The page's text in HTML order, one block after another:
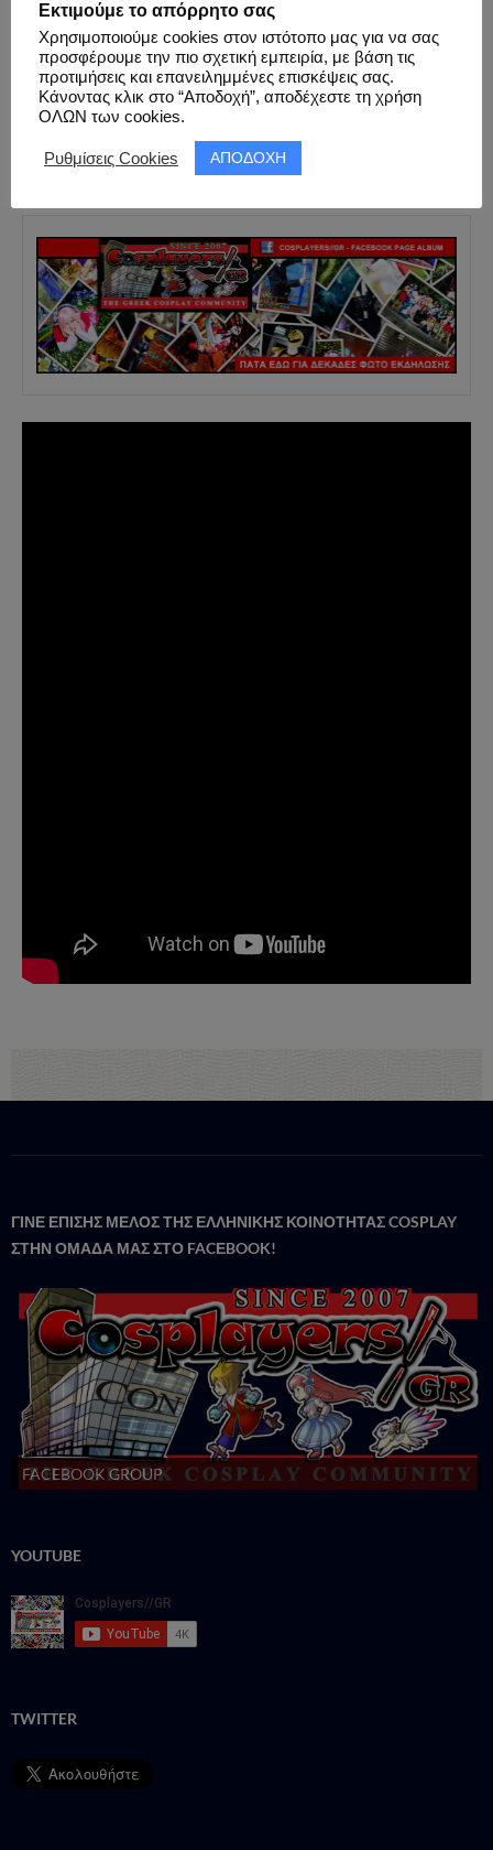
|||Σύνδεσμοι:Facebook,Facebook
|||
FACEBOOK PAGE ALBUM
ΓΙΝΕ ΕΠΙΣΗΣ ΜΕΛΟΣ ΤΗΣ ΕΛΛΗΝΙΚΗΣ ΚΟΙΝΟΤΗΤΑΣ COSPLAY
ΣΤΗΝ ΟΜΑΔΑ ΜΑΣ ΣΤΟ FACΕBOOK!
FACEBOOK GROUP
YOUTUBE
TWITTER
Εκτιμούμε το απόρρητο σας
Χρησιμοποιούμε cookies στον ιστότοπο μας για να σας
προσφέρουμε την πιο σχετική εμπειρία, με βάση τις
προτιμήσεις και επανειλημμένες επισκέψεις σας.
Κάνοντας κλικ στο “Αποδοχή”, αποδέχεστε τη χρήση
ΟΛΩΝ των cookies.
Ρυθμίσεις Cookies ΑΠΟΔΟΧΗ